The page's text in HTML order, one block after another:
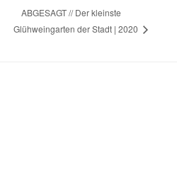
ABGESAGT // Der kleinste
Glühweingarten der Stadt | 2020